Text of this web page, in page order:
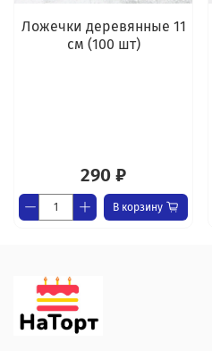
Ложечки деревянные 11
см (100 шт)
290 ₽
В корзину